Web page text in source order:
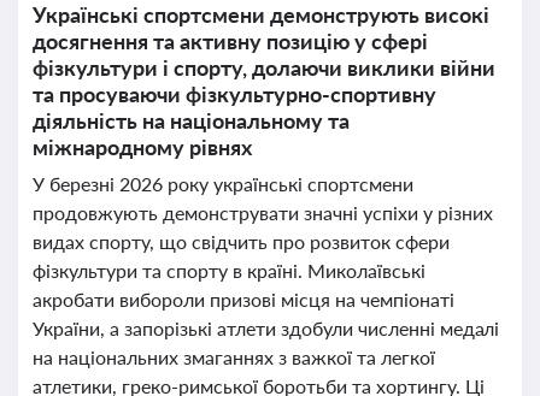
Українські спортсмени демонструють високі
досягнення та активну позицію у сфері
фізкультури і спорту, долаючи виклики війни
та просуваючи фізкультурно-спортивну
діяльність на національному та
міжнародному рівнях
У березні 2026 року українські спортсмени
продовжують демонструвати значні успіхи у різних
видах спорту, що свідчить про розвиток сфери
фізкультури та спорту в країні. Миколаївські
акробати вибороли призові місця на чемпіонаті
України, а запорізькі атлети здобули численні медалі
на національних змаганнях з важкої та легкої
атлетики, греко-римської боротьби та хортингу. Ці